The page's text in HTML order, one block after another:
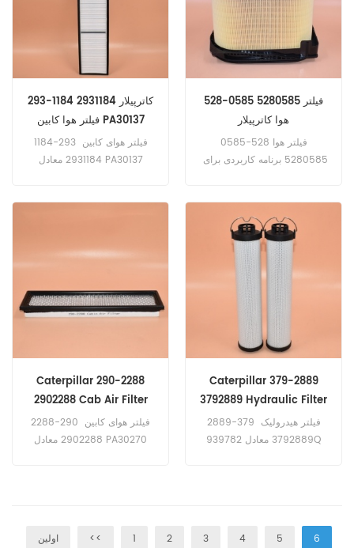
293-1184 2931184 کاترپیلار
فیلتر هوا کابین PA30137
AF55782 SC90007
APG1120
فیلتر هوای کابین 293-1184
2931184 معادل PA30137
528-0585 5280585 فیلتر
هوا کاترپیلار
فیلتر هوا 528-0585
5280585 برنامه کاربردی برای
RRE TRF.
Caterpillar 290-2288
2902288 Cab Air Filter
PA30270 SC90262
KPG1088
فیلتر هوای کابین 290-2288
2902288 معادل PA30270
Caterpillar 379-2889
3792889 Hydraulic Filter
939782Q 3907929M91
40504412 P581464
فیلتر هیدرولیک 379-2889
3792889 معادل 939782Q
اولین << 1 2 3 4 5 6